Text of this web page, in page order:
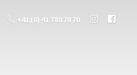
+41 (0) 41 780 78 70